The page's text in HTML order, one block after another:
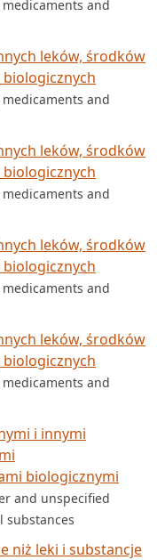
and
leków, środków
and
leków, środków
and
leków, środków
and
leków, środków
and
i innymi
biologicznymi
and unspecified
substances
niż leki i substancje